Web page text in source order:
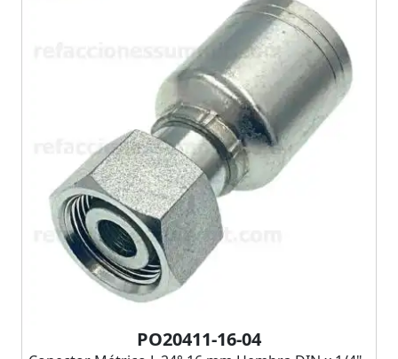
PO20411-16-04